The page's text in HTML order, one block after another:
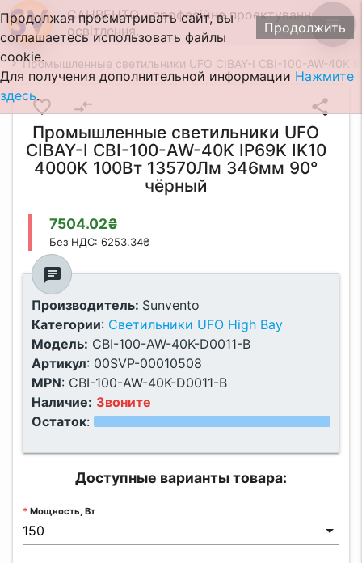
САНВЕНТО - професійне проектування
освітлення.
menu
Промышленные светильники UFO CIBAY-I CBI-100-AW-
favorite_border compare_arrows share
Промышленные светильники UFO
CIBAY-I CBI-100-AW-40K IP69K IK10
4000K 100Вт 13570Лм 346мм 90°
чёрный
7504.02₴
Без НДС: 6253.34₴
chat
Производитель: Sunvento
Категории: Светильники UFO High Bay
Модель: CBI-100-AW-40K-D0011-B
Артикул: 00SVP-00010508
MPN: CBI-100-AW-40K-D0011-B
Наличие: Звоните
Остаток:
Доступные варианты товара:
Мощность, Вт
Продолжить
Продолжая просматривать сайт, вы
соглашаетесь использовать файлы
cookie.
Для получения дополнительной информации Нажмите
здесь.